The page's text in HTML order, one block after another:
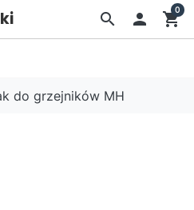
search  shopping_cart
0
do grzejników MH